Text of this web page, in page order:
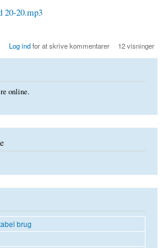
20-20.mp3
Log indfor at skrive kommentarer 12 visninger
online.
brug